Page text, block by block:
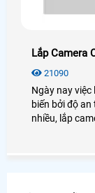
Lắp Camera
21090
Ngày nay
biến bởi độ
nhiều, lắp